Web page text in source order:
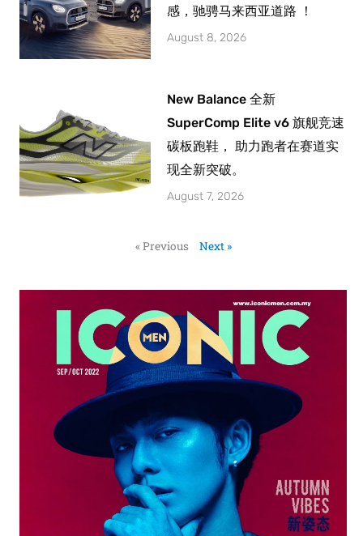
感，驰骋马来西亚道路 ！
August 8, 2026
New Balance 全新
SuperComp Elite v6 旗舰竞速
碳板跑鞋， 助力跑者在赛道实
现全新突破。
August 7, 2026
« Previous Next »